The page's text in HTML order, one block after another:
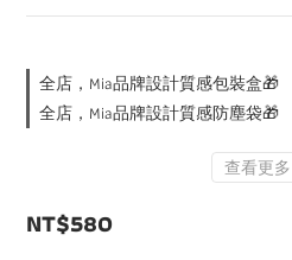
全店，Mia品牌設計質感包裝盒🎁
全店，Mia品牌設計質感防塵袋🎁
查看更多
NT$580